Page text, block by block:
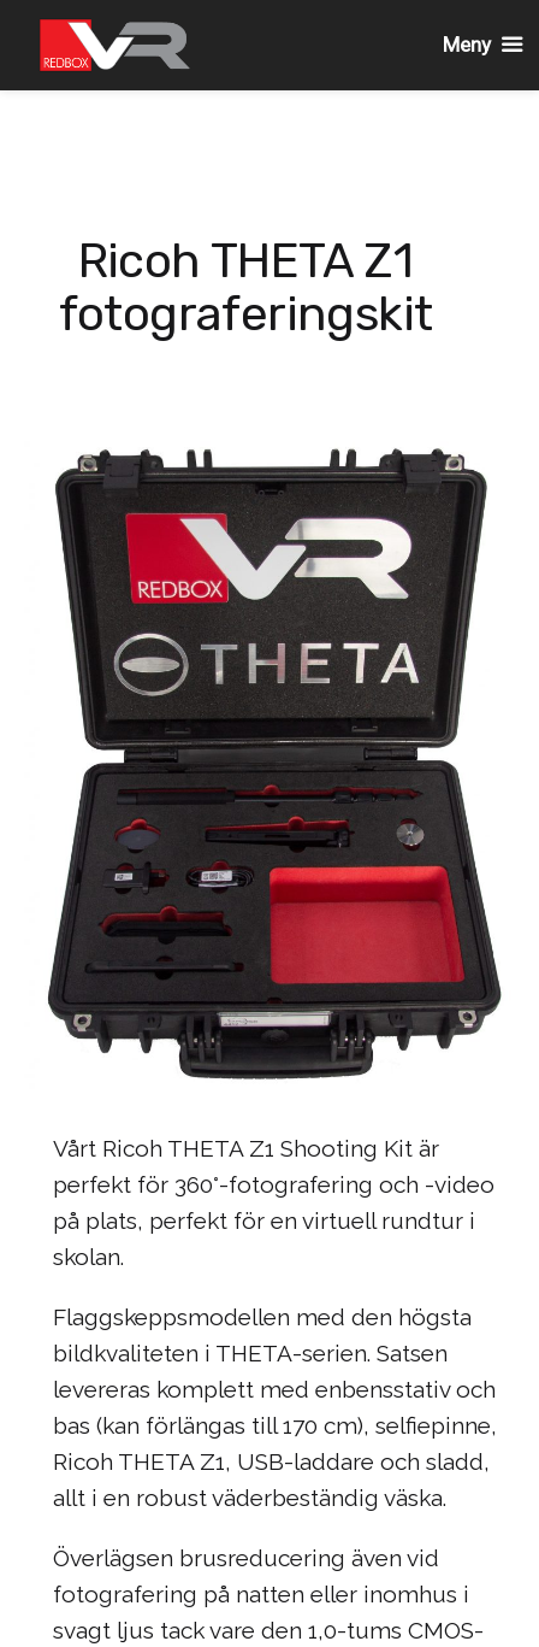
Ricoh THETA Z1
fotograferingskit
Vårt Ricoh THETA Z1 Shooting Kit är
perfekt för 360°-fotografering och -video
på plats, perfekt för en virtuell rundtur i
skolan.
Flaggskeppsmodellen med den högsta
bildkvaliteten i THETA-serien. Satsen
levereras komplett med enbensstativ och
bas (kan förlängas till 170 cm), selfiepinne,
Ricoh THETA Z1, USB-laddare och sladd,
allt i en robust väderbeständig väska.
Överlägsen brusreducering även vid
fotografering på natten eller inomhus i
svagt ljus tack vare den 1,0-tums CMOS-
Meny